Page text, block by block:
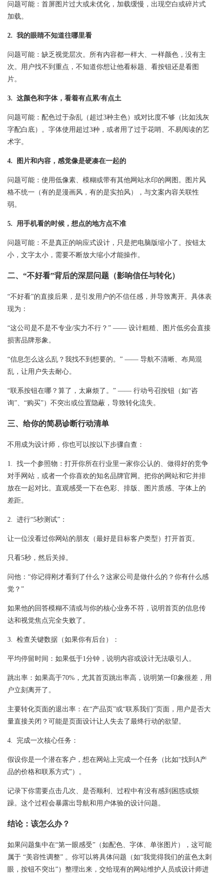
问题可能：首屏图片过大或未优化，加载缓慢，出现空白或碎片式
加载。
2. 我的眼睛不知道往哪里看
问题可能：缺乏视觉层次。所有内容都一样大、一样颜色，没有主
次。用户找不到重点，不知道你想让他看标题、看按钮还是看图
片。
3. 这颜色和字体，看着有点累/有点土
问题可能：配色过于杂乱（超过3种主色）或对比度不够（比如浅灰
字配白底）。字体使用超过3种，或者用了过于花哨、不易阅读的艺
术字。
4. 图片和内容，感觉像是硬凑在一起的
问题可能：使用低像素、模糊或带有其他网站水印的网图。图片风
格不统一（有的是漫画风，有的是实拍风），与文案内容关联性
弱。
5. 用手机看的时候，想点的地方点不准
问题可能：不是真正的响应式设计，只是把电脑版缩小了。按钮太
小，文字太小，需要不断放大缩小才能操作。
二、“不好看”背后的深层问题（影响信任与转化）
“不好看”的直接后果，是引发用户的不信任感，并导致离开。具体表
现为：
“这公司是不是不专业/实力不行？” —— 设计粗糙、图片低劣会直接
损害品牌形象。
“信息怎么这么乱？我找不到想要的。” —— 导航不清晰、布局混
乱，让用户失去耐心。
“联系按钮在哪？算了，太麻烦了。” —— 行动号召按钮（如“咨
询”、“购买”）不突出或位置隐蔽，导致转化流失。
三、给你的简易诊断行动清单
不用成为设计师，你也可以按以下步骤自查：
1. 找一个参照物：打开你所在行业里一家你公认的、做得好的竞争
对手网站，或者一个你喜欢的知名品牌官网。把你的网站和它并排
放在一起对比。直观感受一下在色彩、排版、图片质感、字体上的
差距。
2. 进行“5秒测试”：
让一位没看过你网站的朋友（最好是目标客户类型）打开首页。
只看5秒，然后关掉。
问他：“你记得刚才看到了什么？这家公司是做什么的？你有什么感
觉？”
如果他的回答模糊不清或与你的核心业务不符，说明首页的信息传
达和视觉焦点完全失败了。
3. 检查关键数据（如果你有后台）：
平均停留时间：如果低于1分钟，说明内容或设计无法吸引人。
跳出率：如果高于70%，尤其首页跳出率高，说明第一印象很差，用
户立刻离开了。
主要转化页面的退出率：在“产品页”或“联系我们”页面，用户是否大
量直接关闭？可能是页面设计让人失去了最终行动的欲望。
4. 完成一次核心任务：
假设你是一个潜在客户，想在网站上完成一个任务（比如“找到A产
品的价格和联系方式”）。
记录下你需要点击几次、是否顺利、过程中有没有感到困惑或烦
躁。这个过程会暴露出导航和用户体验的设计问题。
结论：该怎么办？
如果问题集中在“第一眼感受”（如配色、字体、单张图片），这可能
属于 “美容性调整” 。你可以将具体问题（如“我觉得我们的蓝色太刺
眼，按钮不突出”）整理出来，交给现有的 网站维护 人员或设计师进